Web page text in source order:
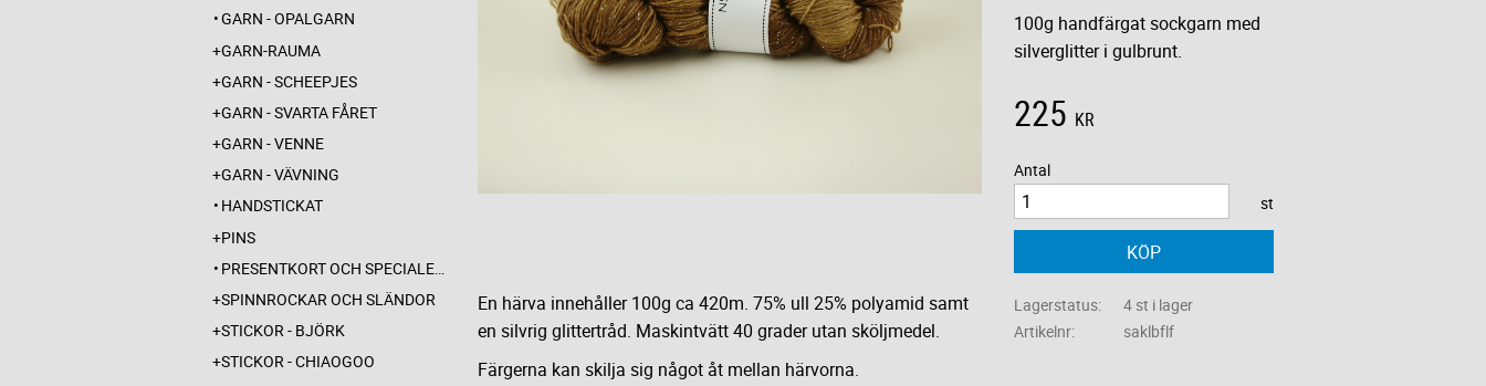
100g handfärgat sockgarn med
silverglitter i gulbrunt.
225 KR
Antal
st
KÖP
Lagerstatus
4 st i lager
Artikelnr
saklbflf
En härva innehåller 100g ca 420m. 75% ull 25% polyamid samt
en silvrig glittertråd. Maskintvätt 40 grader utan sköljmedel.
Färgerna kan skilja sig något åt mellan härvorna.
GARN - OPALGARN
GARN-RAUMA
GARN - SCHEEPJES
GARN - SVARTA FÅRET
GARN - VENNE
GARN - VÄVNING
HANDSTICKAT
PINS
PRESENTKORT OCH SPECIALERBJUDANDEN
SPINNROCKAR OCH SLÄNDOR
STICKOR - BJÖRK
STICKOR - CHIAOGOO